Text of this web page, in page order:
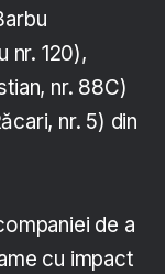
nr. 120),
nr. 88C)
nr. 5) din
de a
cu impact